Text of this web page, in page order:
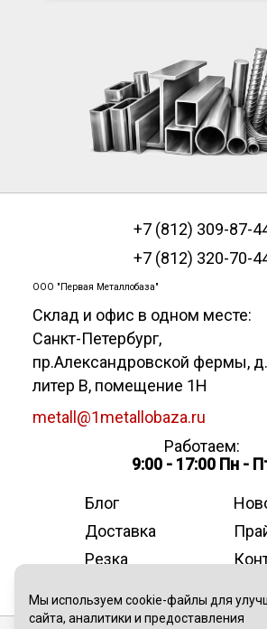
+7 (812) 309-87-
+7 (812) 320-70-
ООО "Первая Металлобаза"
Склад и офис в одном месте:
Санкт-Петербург,
пр.Александровской фермы,
литер В, помещение 1Н
metall@1metallobaza.ru
Работаем:
9:00 - 17:00 Пн -
Блог
Доставка
Резка
Мы используем cookie-файлы для
сайта, аналитики и предоставления